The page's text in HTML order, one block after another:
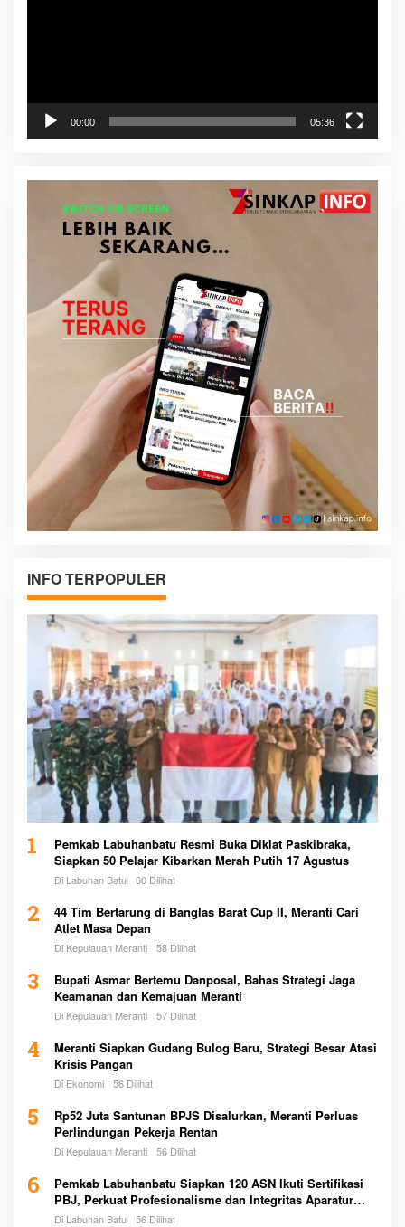
00:00 05:36
INFO TERPOPULER
1
Pemkab Labuhanbatu Resmi Buka Diklat Paskibraka,
Siapkan 50 Pelajar Kibarkan Merah Putih 17 Agustus
Di Labuhan Batu 60 Dilihat
2
44 Tim Bertarung di Banglas Barat Cup II, Meranti Cari
Atlet Masa Depan
Di Kepulauan Meranti 58 Dilihat
3
Bupati Asmar Bertemu Danposal, Bahas Strategi Jaga
Keamanan dan Kemajuan Meranti
Di Kepulauan Meranti 57 Dilihat
4
Meranti Siapkan Gudang Bulog Baru, Strategi Besar Atasi
Krisis Pangan
Di Ekonomi 56 Dilihat
5
Rp52 Juta Santunan BPJS Disalurkan, Meranti Perluas
Perlindungan Pekerja Rentan
Di Kepulauan Meranti 56 Dilihat
6
Pemkab Labuhanbatu Siapkan 120 ASN Ikuti Sertifikasi
PBJ, Perkuat Profesionalisme dan Integritas Aparatur
Pemerintah
Di Labuhan Batu 56 Dilihat